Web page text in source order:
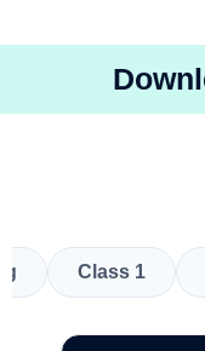
Class 1